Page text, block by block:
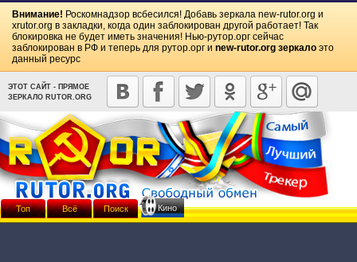
Внимание! Роскомнадзор всбесился! Добавь зеркала new-rutor.org и
xrutor.org в закладки, когда один заблокирован другой работает! Так
блокировка не будет иметь значения! Нью-рутор.орг сейчас
заблокирован в РФ и теперь для рутор.орг и new-rutor.org зеркало это
данный ресурс
ЭТОТ САЙТ - ПРЯМОЕ
ЗЕРКАЛО RUTOR.ORG